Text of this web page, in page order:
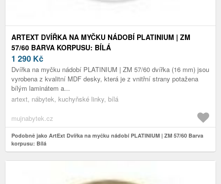
ARTEXT DVÍŘKA NA MYČKU NÁDOBÍ PLATINIUM | ZM
57/60 BARVA KORPUSU: BÍLÁ
1 290 Kč
Dvířka na myčku nádobí PLATINIUM | ZM 57/60 dvířka (16 mm) jsou
vyrobena z kvalitní MDF desky, která je z vnitřní strany potažena
bílým laminátem a...
artext, nábytek, kuchyňské linky, bílá
mujnabytek.cz
Podobně jako ArtExt Dvířka na myčku nádobí PLATINIUM | ZM 57/60 Barva
korpusu: Bílá